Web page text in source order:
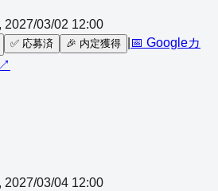
2027/03/02 12:00
✅ 応募済 🎉 内定獲得
📅 Googleカ
2027/03/04 12:00